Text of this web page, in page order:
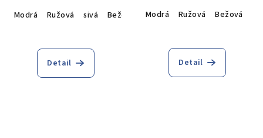
Modrá
Ružová sivá Bežová Tyrkysová
Detail
Modrá
Ružová Bežová
Detail